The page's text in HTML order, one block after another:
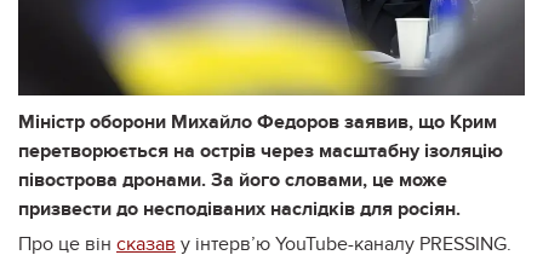
Міністр оборони Михайло Федоров заявив, що Крим
перетворюється на острів через масштабну ізоляцію
півострова дронами. За його словами, це може
призвести до несподіваних наслідків для росіян.
Про це він сказав у інтерв’ю YouTube-каналу PRESSING.